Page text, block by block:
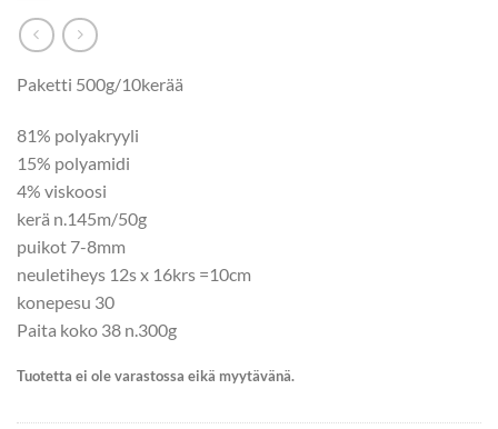
Paketti 500g/10kerää
81% polyakryyli
15% polyamidi
4% viskoosi
kerä n.145m/50g
puikot 7-8mm
neuletiheys 12s x 16krs =10cm
konepesu 30
Paita koko 38 n.300g
Tuotetta ei ole varastossa eikä myytävänä.